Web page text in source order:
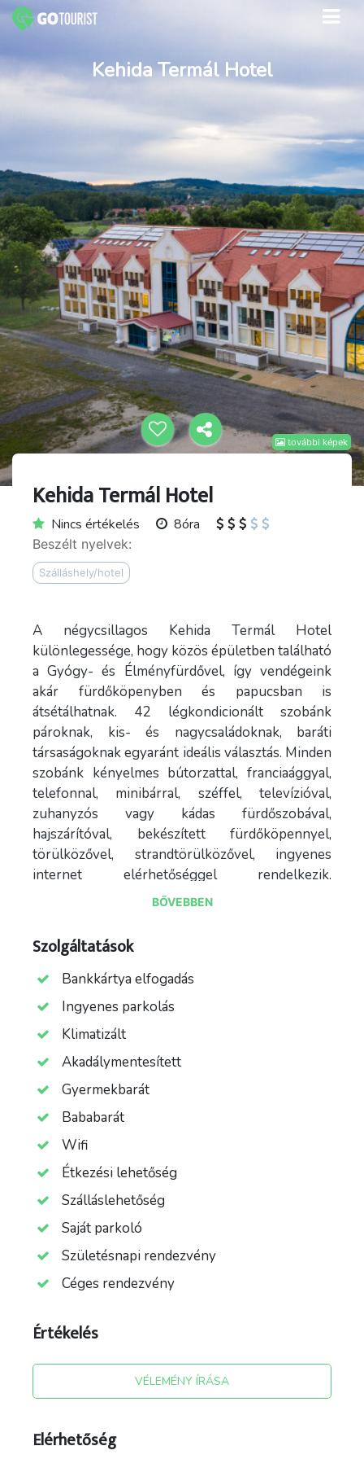
további képek
Kehida Termál Hotel
Kehida Termál Hotel
Nincs értékelés 8óra
Beszélt nyelvek:
Szálláshely/hotel
A négycsillagos Kehida Termál Hotel
különlegessége, hogy közös épületben található
a Gyógy- és Élményfürdővel, így vendégeink
akár fürdőköpenyben és papucsban is
átsétálhatnak. 42 légkondicionált szobánk
pároknak, kis- és nagycsaládoknak, baráti
társaságoknak egyaránt ideális választás. Minden
szobánk kényelmes bútorzattal, franciaággyal,
telefonnal, minibárral, széffel, televízióval,
zuhanyzós vagy kádas fürdőszobával,
hajszárítóval, bekészített fürdőköpennyel,
törülközővel, strandtörülközővel, ingyenes
internet elérhetőséggel rendelkezik.
Természetesen tudunk szállást biztosítani
SZÁLLODA A változatos élménymedencéink és
strandunk miatt fürdőnk gyermekes családok
közkedvelt úticéljává vált, melyet kiválóan
kiegészítenek a hotel bababarát szolgáltatásai.
Kiemelten gondoltunk a legapróbb
vendégeinkre – kényelmüket etetőszékkel,
babággyal, pelenkázóval, fürdetőkáddal,
cumisüveggel, bébiétel melegítővel, zsámollyal,
bilivel, WC szűkítővel, bébiőrrel, babakocsival
biztosítjuk. Csemete Kuckónk a hét minden
napján játékokkal, kézműves foglalkozásokkal
várja a kicsiket.
BŐVEBBEN
Szolgáltatások
Bankkártya elfogadás
Ingyenes parkolás
Klimatizált
Akadálymentesített
Gyermekbarát
Bababarát
Wifi
Étkezési lehetőség
Szálláslehetőség
Saját parkoló
Születésnapi rendezvény
Céges rendezvény
Értékelés
VÉLEMÉNY ÍRÁSA
Elérhetőség